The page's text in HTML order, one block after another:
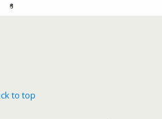
to top